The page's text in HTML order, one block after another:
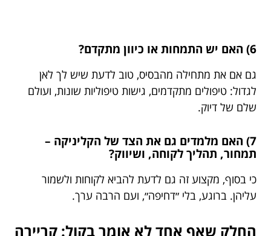
6) האם יש התמחות או כיוון מתקדם?
גם אם את מתחילה מהבסיס, טוב לדעת שיש לך לאן
לגדול: טיפולים מתקדמים, גישות טיפוליות שונות, ועולם
שלם של דיוק.
7) האם מלמדים גם את הצד של הקליניקה –
תמחור, תהליך לקוחה, ושיווק?
כי בסוף, מקצוע זה גם לדעת להביא לקוחות ולשמור
עליהן. ברוגע, בלי ״דחיפה״, ועם הרבה ערך.
החלק שאף אחד לא אומר בקול: קריירה